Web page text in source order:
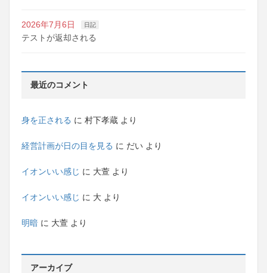
2026年7月6日 日記
テストが返却される
最近のコメント
身を正される に 村下孝蔵 より
経営計画が日の目を見る に だい より
イオンいい感じ に 大萱 より
イオンいい感じ に 大 より
明暗 に 大萱 より
アーカイブ